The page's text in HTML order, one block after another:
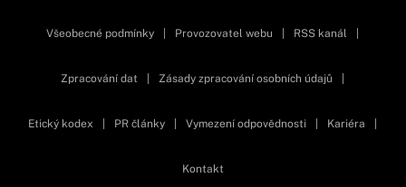
Všeobecné podmínky Provozovatel webu RSS kanál
Zpracování dat Zásady zpracování osobních údajů
Etický kodex PR články Vymezení odpovědnosti Kariéra
Kontakt